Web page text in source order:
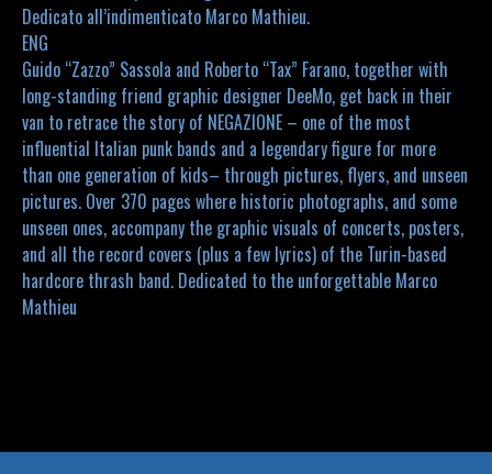
Dedicato all’indimenticato Marco Mathieu.
ENG
Guido “Zazzo” Sassola and Roberto “Tax” Farano, together with
long-standing friend graphic designer DeeMo, get back in their
van to retrace the story of NEGAZIONE – one of the most
influential Italian punk bands and a legendary figure for more
than one generation of kids– through pictures, flyers, and unseen
pictures. Over 370 pages where historic photographs, and some
unseen ones, accompany the graphic visuals of concerts, posters,
and all the record covers (plus a few lyrics) of the Turin-based
hardcore thrash band. Dedicated to the unforgettable Marco
Mathieu